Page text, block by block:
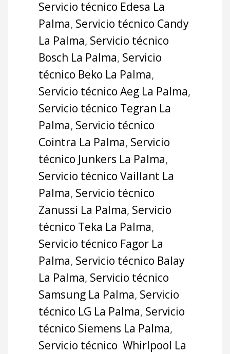
Servicio técnico Edesa La
Palma, Servicio técnico Candy
La Palma, Servicio técnico
Bosch La Palma, Servicio
técnico Beko La Palma,
Servicio técnico Aeg La Palma,
Servicio técnico Tegran La
Palma, Servicio técnico
Cointra La Palma, Servicio
técnico Junkers La Palma,
Servicio técnico Vaillant La
Palma, Servicio técnico
Zanussi La Palma, Servicio
técnico Teka La Palma,
Servicio técnico Fagor La
Palma, Servicio técnico Balay
La Palma, Servicio técnico
Samsung La Palma, Servicio
técnico LG La Palma, Servicio
técnico Siemens La Palma,
Servicio técnico Whirlpool La